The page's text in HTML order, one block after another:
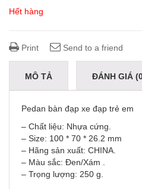
Hết hàng
Print Send to a friend
MÔ TẢ ĐÁNH GIÁ
Pedan bàn đạp xe đạp trẻ em
– Chất liệu: Nhựa cứng.
– Size: 100 * 70 * 26.2 mm
– Hãng sản xuất: CHINA.
– Màu sắc: Đen/Xám .
– Trọng lượng: 250 g.